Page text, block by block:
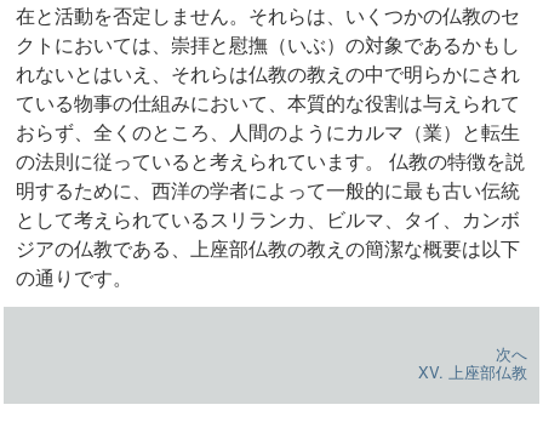
在と活動を否定しません。それらは、いくつかの仏教のセ
クトにおいては、崇拝と慰撫（いぶ）の対象であるかもし
れないとはいえ、それらは仏教の教えの中で明らかにされ
ている物事の仕組みにおいて、本質的な役割は与えられて
おらず、全くのところ、人間のようにカルマ（業）と転生
の法則に従っていると考えられています。 仏教の特徴を説
明するために、西洋の学者によって一般的に最も古い伝統
として考えられているスリランカ、ビルマ、タイ、カンボ
ジアの仏教である、上座部仏教の教えの簡潔な概要は以下
の通りです。
次へ
XV. 上座部仏教